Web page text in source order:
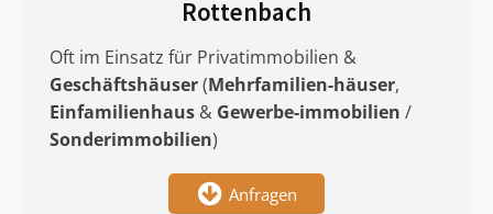
Rottenbach
Oft im Einsatz für Privatimmobilien &
Geschäftshäuser(Mehrfamilien-häuser,
Einfamilienhaus & Gewerbe-immobilien /
Sonderimmobilien)
Anfragen